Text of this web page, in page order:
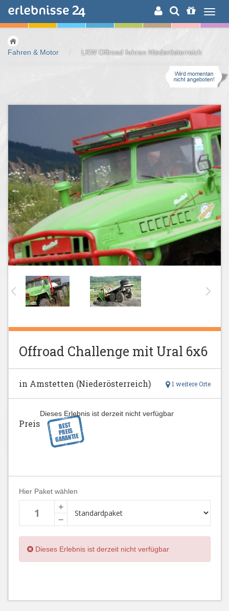
ERLEBNISSUCHE
Fahren & Motor / LKW Offroad fahren Niederösterreich
Offroad Challenge mit Ural 6x6
1 weitere Orte
in Amstetten (Niederösterreich)
Dieses Erlebnis ist derzeit nicht verfügbar
Preis
Hier Paket wählen
+
−
Dieses Erlebnis ist derzeit nicht verfügbar